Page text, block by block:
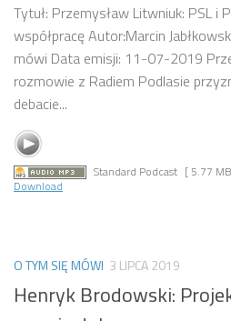
Tytuł: Przemysław Litwniuk: PSL i
współpracę Autor:Marcin
mówi Data emisji: 11-07-2019
rozmowie z Radiem Podlasie
debacie...
Standard Podcast [ 5.77
Download
O TYM SIĘ MÓWI 3 LIPCA 2019
Henryk Brodowski: